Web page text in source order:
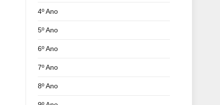
4º Ano
5º Ano
6º Ano
7º Ano
8º Ano